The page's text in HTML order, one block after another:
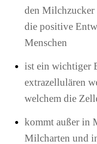
den
die positive
Menschen
ist ein wichtiger
extrazellulären
welchem die
kommt außer in
Milcharten und